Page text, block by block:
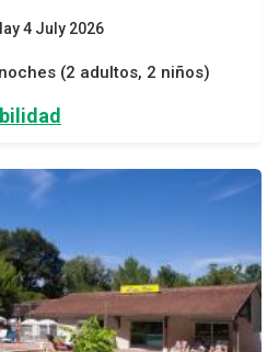
4 July 2026
(2 adultos, 2 niños)